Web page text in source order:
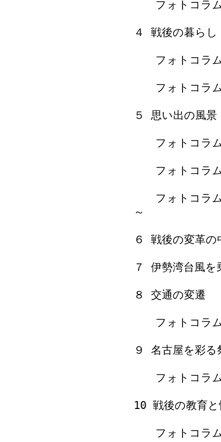
フォトコラム
４ 戦後の暮らし
フォトコラ
フォトコラム
５ 思い出の風景
フォトコラム
フォトコラム
フォトコラム
～
６ 戦後の変革の
７ 伊勢湾台風を
８ 交通の変遷
フォトコラム
９ 名古屋を彩る
フォトコラム
10 戦後の教育
フォトコラム